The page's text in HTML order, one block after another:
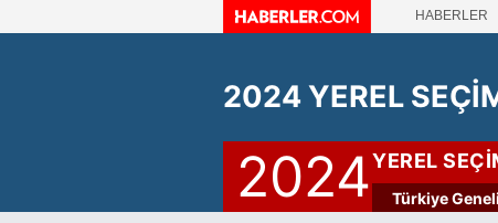
HABERLER
2024 YEREL
2024YEREL
Türkiye Geneli